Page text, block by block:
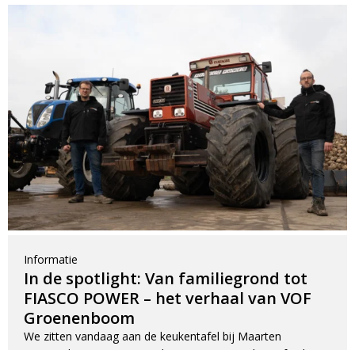
Informatie
In de spotlight: Van familiegrond tot
FIASCO POWER – het verhaal van VOF
Groenenboom
We zitten vandaag aan de keukentafel bij Maarten